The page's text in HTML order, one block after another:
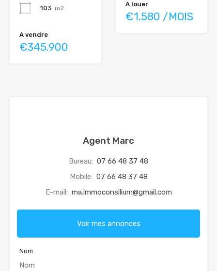
103 m2
A vendre
€345.900
A louer
€1.580 /MOIS
Agent Marc
Bureau: 07 66 48 37 48
Mobile: 07 66 48 37 48
E-mail: ma.immoconsilium@gmail.com
Voir mes annonces
Nom